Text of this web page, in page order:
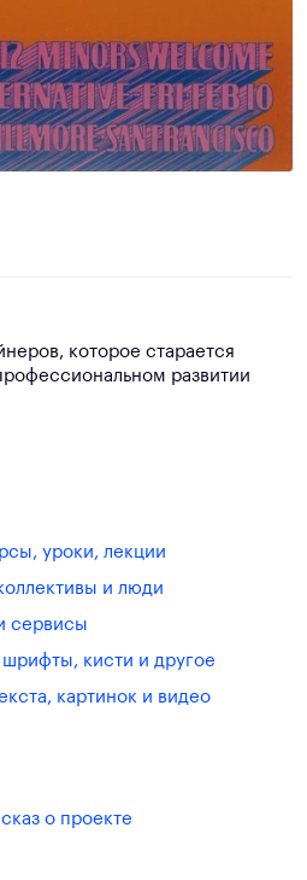
которое старается
развитии
уроки, лекции
и люди
сервисы
кисти и другое
картинок и видео
о проекте